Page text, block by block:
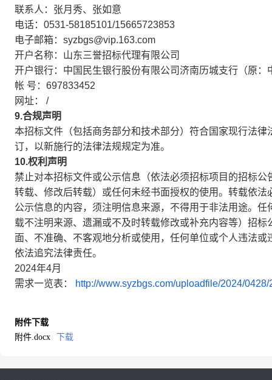
联系人：张月秀、张如意
电话：0531-58185101/15665723853
电子邮箱：syzbgs@vip.163.com
开户名称：山东三誉招标代理有限公司
开户银行：中国民生银行股份有限公司济南历城支行（原：
帐 号：697833452
网址： /
9.合规声明
本招标文件（包括商务部分和技术部分）符合国家现行法
订，以新施行的法律法规规定为准。
10.权利声明
禁止对本招标文件或公示信息（依法必须招标项目的招标
转载、修改后转载）或任何未经书面授权的使用。转载依
公示信息的内容，须注明信息来源，不得用于非法用途。
载不注明来源、遗漏或不及时转载修改或补充内容等）招
面、不准确、不客观地分析或使用，任何单位或个人违法
依法追究法律责任。
2024年4月
需求一览表：
http://www.syzbgs.com/uploadfile/2024/
附件下载
附件.docx
下载